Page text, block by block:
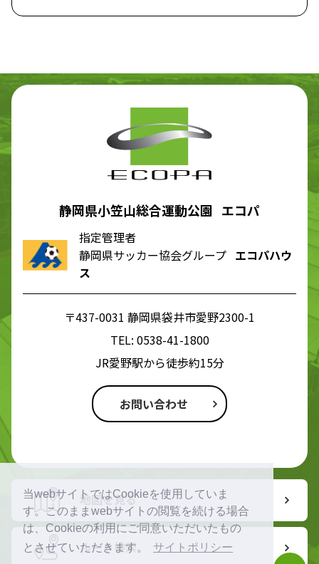
当webサイトではCookieを使用していま
す。このままwebサイトの閲覧を続ける場合
は、Cookieの利用にご同意いただいたもの
とさせていただきます。
サイトポリシー
静岡県小笠山総合運動公園 エコパ
指定管理者
静岡県サッカー協会グループ エコパハウ
ス
〒437-0031 静岡県袋井市愛野2300-1
TEL: 0538-41-1800
JR愛野駅から徒歩約15分
お問い合わせ
地図を見る
ルート検索